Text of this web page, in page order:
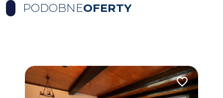
PODOBNEOFERTY
Dodaj do